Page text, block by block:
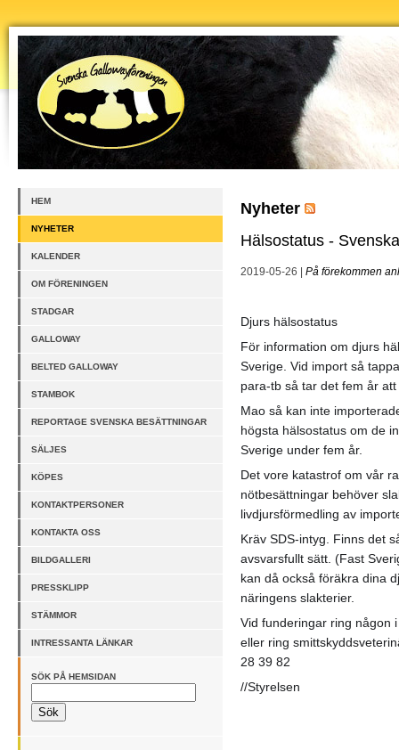
HEM
NYHETER
KALENDER
OM FÖRENINGEN
STADGAR
GALLOWAY
BELTED GALLOWAY
STAMBOK
REPORTAGE SVENSKA BESÄTTNINGAR
SÄLJES
KÖPES
KONTAKTPERSONER
KONTAKTA OSS
BILDGALLERI
PRESSKLIPP
STÄMMOR
INTRESSANTA LÄNKAR
SÖK PÅ HEMSIDAN
Nyheter
Hälsostatus -
2019-05-26 | På förekommen
Djurs hälsostatus
För information om djurs
Sverige. Vid import så
para-tb så tar det fem år
Mao så kan inte
högsta hälsostatus om de
Sverige under fem år.
Det vore katastrof om vår
nötbesättningar behöver
livdjursförmedling av
Kräv SDS-intyg. Finns det
avsvarsfullt sätt. (Fast
kan då också föräkra dina
näringens slakterier.
Vid funderingar ring någon
eller ring
28 39 82
//Styrelsen